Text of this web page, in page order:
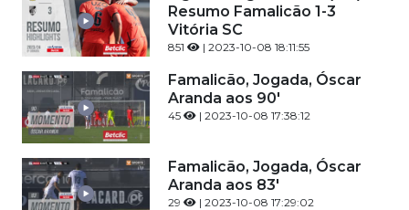
Resumo Famalicão 1-3
Vitória SC
851 | 2023-10-08 18:11:55
Famalicão, Jogada, Óscar
Aranda aos 90'
45 | 2023-10-08 17:38:12
Famalicão, Jogada, Óscar
Aranda aos 83'
29 | 2023-10-08 17:29:02